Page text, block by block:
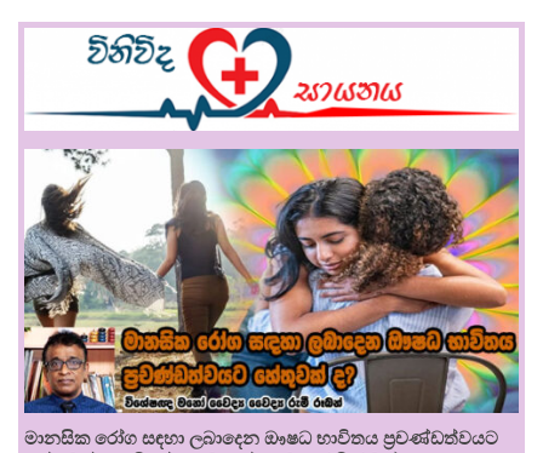
මානසික රෝග සඳහා ලබාදෙන ඖෂධ භාවිතය ප්‍රචණ්ඩත්වයට